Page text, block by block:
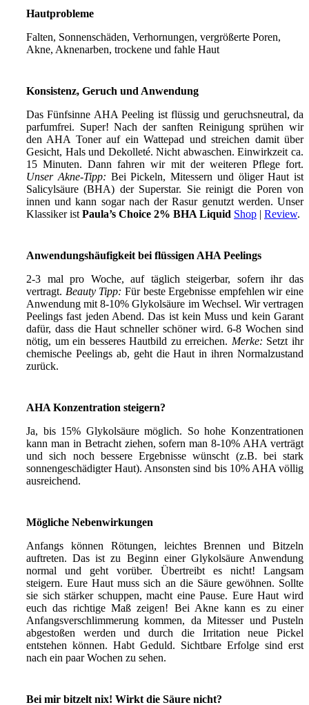
Hautprobleme
Falten, Sonnenschäden, Verhornungen, vergrößerte Poren,
Akne, Aknenarben, trockene und fahle Haut
Konsistenz, Geruch und Anwendung
Das Fünfsinne AHA Peeling ist flüssig und geruchsneutral, da
parfumfrei. Super! Nach der sanften Reinigung sprühen wir
den AHA Toner auf ein Wattepad und streichen damit über
Gesicht, Hals und Dekolleté. Nicht abwaschen. Einwirkzeit ca.
15 Minuten. Dann fahren wir mit der weiteren Pflege fort.
Unser Akne-Tipp: Bei Pickeln, Mitessern und öliger Haut ist
Salicylsäure (BHA) der Superstar. Sie reinigt die Poren von
innen und kann sogar nach der Rasur genutzt werden. Unser
Klassiker ist Paula’s Choice 2% BHA Liquid Shop | Review.
Anwendungshäufigkeit bei flüssigen AHA Peelings
2-3 mal pro Woche, auf täglich steigerbar, sofern ihr das
vertragt. Beauty Tipp: Für beste Ergebnisse empfehlen wir eine
Anwendung mit 8-10% Glykolsäure im Wechsel. Wir vertragen
Peelings fast jeden Abend. Das ist kein Muss und kein Garant
dafür, dass die Haut schneller schöner wird. 6-8 Wochen sind
nötig, um ein besseres Hautbild zu erreichen. Merke: Setzt ihr
chemische Peelings ab, geht die Haut in ihren Normalzustand
zurück.
AHA Konzentration steigern?
Ja, bis 15% Glykolsäure möglich. So hohe Konzentrationen
kann man in Betracht ziehen, sofern man 8-10% AHA verträgt
und sich noch bessere Ergebnisse wünscht (z.B. bei stark
sonnengeschädigter Haut). Ansonsten sind bis 10% AHA völlig
ausreichend.
Mögliche Nebenwirkungen
Anfangs können Rötungen, leichtes Brennen und Bitzeln
auftreten. Das ist zu Beginn einer Glykolsäure Anwendung
normal und geht vorüber. Übertreibt es nicht! Langsam
steigern. Eure Haut muss sich an die Säure gewöhnen. Sollte
sie sich stärker schuppen, macht eine Pause. Eure Haut wird
euch das richtige Maß zeigen! Bei Akne kann es zu einer
Anfangsverschlimmerung kommen, da Mitesser und Pusteln
abgestoßen werden und durch die Irritation neue Pickel
entstehen können. Habt Geduld. Sichtbare Erfolge sind erst
nach ein paar Wochen zu sehen.
Bei mir bitzelt nix! Wirkt die Säure nicht?